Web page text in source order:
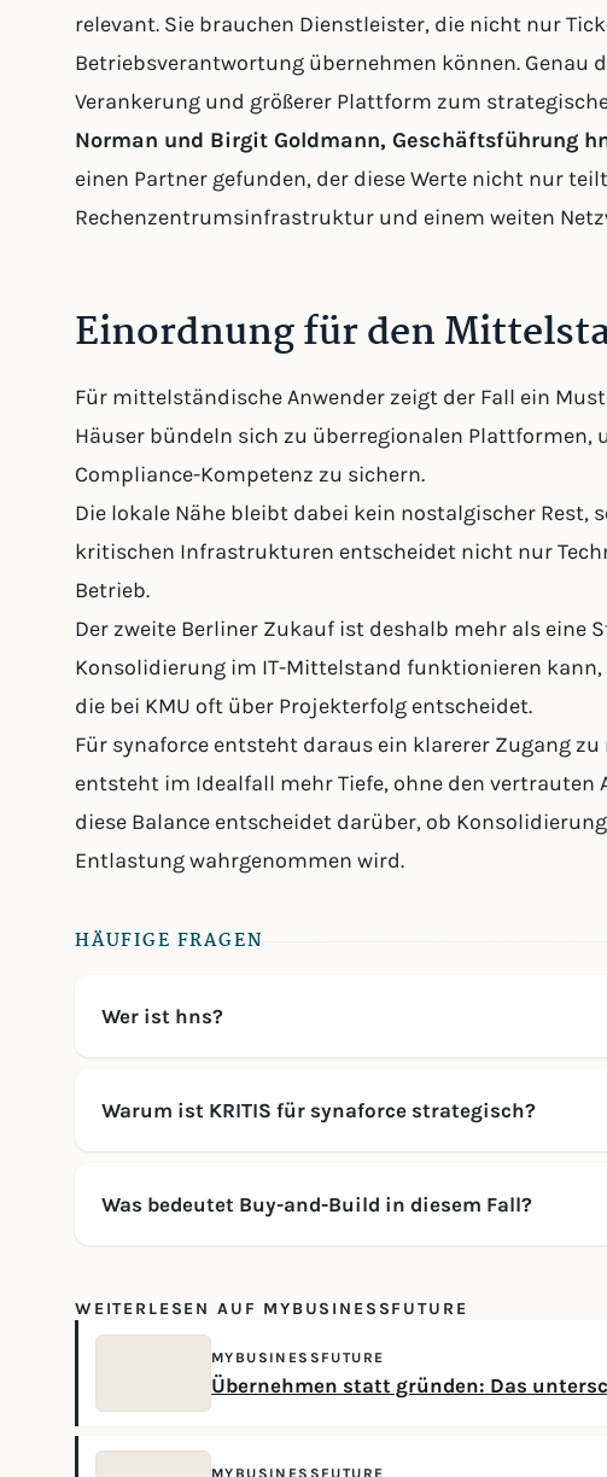
relevant. Sie brauchen Dienstleister, die nicht nur
Betriebsverantwortung übernehmen können. Genau
Verankerung und größerer Plattform zum
Norman und Birgit Goldmann, Geschäftsführung
einen Partner gefunden, der diese Werte nicht nur
Rechenzentrumsinfrastruktur und einem weiten
Einordnung für den
Für mittelständische Anwender zeigt der Fall ein
Häuser bündeln sich zu überregionalen Plattformen,
Compliance-Kompetenz zu sichern.
Die lokale Nähe bleibt dabei kein nostalgischer Rest,
kritischen Infrastrukturen entscheidet nicht nur
Betrieb.
Der zweite Berliner Zukauf ist deshalb mehr als eine
Konsolidierung im IT-Mittelstand funktionieren kann,
die bei KMU oft über Projekterfolg entscheidet.
Für synaforce entsteht daraus ein klarerer Zugang
entsteht im Idealfall mehr Tiefe, ohne den vertrauten
diese Balance entscheidet darüber, ob
Entlastung wahrgenommen wird.
HÄUFIGE FRAGEN
Wer ist hns?
Warum ist KRITIS für synaforce strategisch?
Was bedeutet Buy-and-Build in diesem Fall?
WEITERLESEN AUF MYBUSINESSFUTURE
MYBUSINESSFUTURE
Übernehmen statt gründen: Das
MYBUSINESSFUTURE